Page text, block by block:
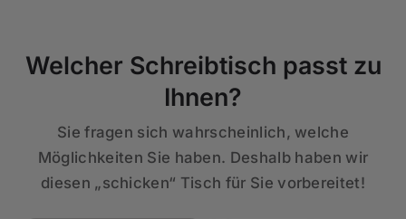
Welcher Schreibtisch passt zu
Ihnen?
Sie fragen sich wahrscheinlich, welche
Möglichkeiten Sie haben. Deshalb haben wir
diesen „schicken“ Tisch für Sie vorbereitet!